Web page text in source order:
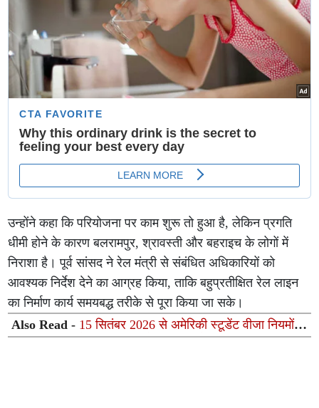
उन्होंने कहा कि परियोजना पर काम शुरू तो हुआ है, लेकिन प्रगति
धीमी होने के कारण बलरामपुर, श्रावस्ती और बहराइच के लोगों में
निराशा है। पूर्व सांसद ने रेल मंत्री से संबंधित अधिकारियों को
आवश्यक निर्देश देने का आग्रह किया, ताकि बहुप्रतीक्षित रेल लाइन
का निर्माण कार्य समयबद्ध तरीके से पूरा किया जा सके।
Also Read - 15 सितंबर 2026 से अमेरिकी स्टूडेंट वीजा नियमों में
बड़ा बदलाव जानें भारतीय छात्रों पर क्या पड़ेगा असर?